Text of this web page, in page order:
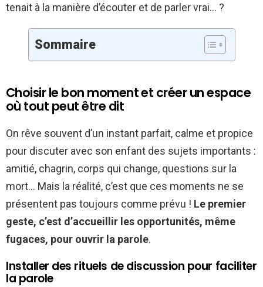
tenait à la manière d’écouter et de parler vrai… ?
Sommaire
Choisir le bon moment et créer un espace
où tout peut être dit
On rêve souvent d’un instant parfait, calme et propice
pour discuter avec son enfant des sujets importants :
amitié, chagrin, corps qui change, questions sur la
mort… Mais la réalité, c’est que ces moments ne se
présentent pas toujours comme prévu ! Le premier
geste, c’est d’accueillir les opportunités, même
fugaces, pour ouvrir la parole.
Installer des rituels de discussion pour faciliter
la parole